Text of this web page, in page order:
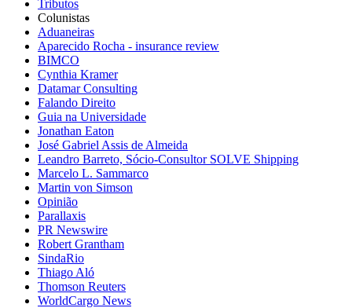
Tributos
Colunistas
Aduaneiras
Aparecido Rocha - insurance review
BIMCO
Cynthia Kramer
Datamar Consulting
Falando Direito
Guia na Universidade
Jonathan Eaton
José Gabriel Assis de Almeida
Leandro Barreto, Sócio-Consultor SOLVE Shipping
Marcelo L. Sammarco
Martin von Simson
Opinião
Parallaxis
PR Newswire
Robert Grantham
SindaRio
Thiago Aló
Thomson Reuters
WorldCargo News